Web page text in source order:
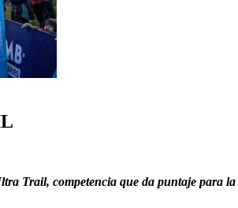
Trail, competencia que da puntaje para